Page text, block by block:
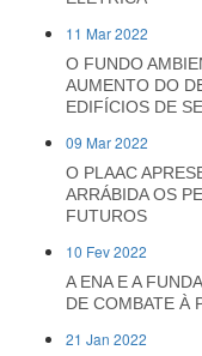
11 Mar 2022
O FUNDO
AUMENTO DO
EDIFÍCIOS DE
09 Mar 2022
O PLAAC
ARRÁBIDA OS
FUTUROS
10 Fev 2022
A ENA E A
DE COMBATE À
21 Jan 2022